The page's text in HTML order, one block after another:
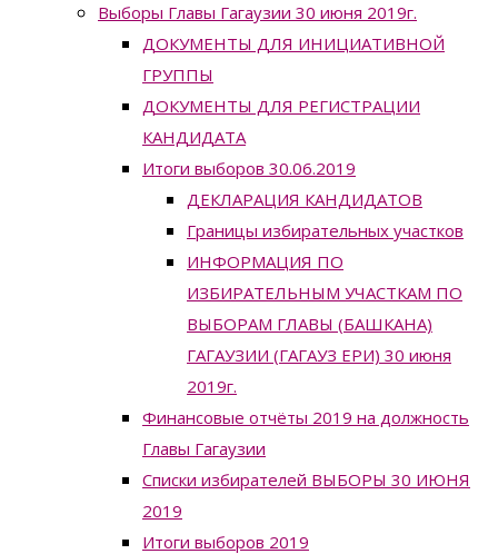
Выборы Главы Гагаузии 30 июня 2019г.
ДОКУМЕНТЫ ДЛЯ ИНИЦИАТИВНОЙ
ГРУППЫ
ДОКУМЕНТЫ ДЛЯ РЕГИСТРАЦИИ
КАНДИДАТА
Итоги выборов 30.06.2019
ДЕКЛАРАЦИЯ КАНДИДАТОВ
Границы избирательных участков
ИНФОРМАЦИЯ ПО
ИЗБИРАТЕЛЬНЫМ УЧАСТКАМ ПО
ВЫБОРАМ ГЛАВЫ (БАШКАНА)
ГАГАУЗИИ (ГАГАУЗ ЕРИ) 30 июня
2019г.
Финансовые отчёты 2019 на должность
Главы Гагаузии
Списки избирателей ВЫБОРЫ 30 ИЮНЯ
2019
Итоги выборов 2019